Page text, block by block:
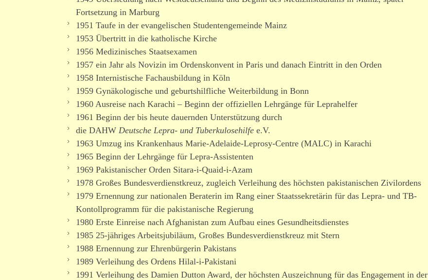
Fortsetzung in Marburg
1951 Taufe in der evan­ge­li­schen Studentengemeinde Mainz
1953 Übertritt in die katholische Kirche
1956 Medizinisches Staatsexamen
1957 ein Jahr als Novizin im Ordenskonvent in Paris und danach Eintritt in den Orden
1958 Internistische Fachausbildung in Köln
1959 Gynäkologische und geburts­hilf­liche Weiterbildung in Bonn
1960 Ausreise nach Karachi – Beginn der offi­zi­ellen Lehrgänge für Leprahelfer
1961 Beginn der bis heute dauernden Unterstützung durch
die DAHW Deutsche Lepra- und Tuberkulosehilfe e.V.
1963 Umzug ins Krankenhaus Marie-Adelaide-Leprosy-Centre (MALC) in Karachi
1965 Beginn der Lehrgänge für Lepra-Assistenten
1969 Pakistanischer Orden Sitara-i-Quaid-i-Azam
1978 Großes Bundesverdienstkreuz, zugleich Verleihung des höchsten pakis­ta­ni­schen Zivilordens
1979 Ernennung zur natio­nalen Beraterin im Rang einer Staatssekretärin für das Lepra- und TB-
Kontollprogramm für die pakis­ta­nische Regierung
1980 Erste Einreise nach Afghanistan zum Aufbau eines Gesundheitsdienstes
1985 25-jähriges Arbeitsjubiläum, Großes Bundesverdienstkreuz mit Stern
1988 Ernennung zur Ehrenbürgerin Pakistans
1989 Verleihung des Ordens Hilal-i-Pakistani
1991 Verleihung des Damien Dutton Award, der höchsten Auszeichnung für das Engagement in der